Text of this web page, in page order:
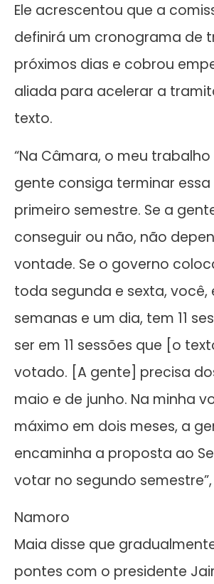
Ele acrescentou que a
definirá um cronograma de
próximos dias e cobrou
aliada para acelerar a
texto.
“Na Câmara, o meu
gente consiga terminar
primeiro semestre. Se a
conseguir ou não, não
vontade. Se o governo
toda segunda e sexta, você,
semanas e um dia, tem 11
ser em 11 sessões que [o
votado. [A gente] precisa
maio e de junho. Na minha
máximo em dois meses, a
encaminha a proposta ao
votar no segundo
Namoro
Maia disse que
pontes com o presidente